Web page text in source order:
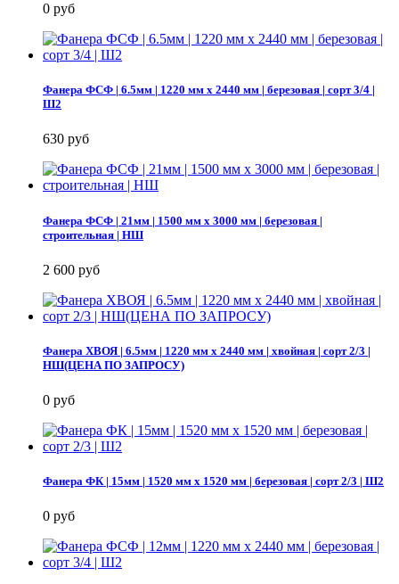
0 руб
Фанера ФСФ | 6.5мм | 1220 мм х 2440 мм | березовая | сорт 3/4 |
Ш2
630 руб
Фанера ФСФ | 21мм | 1500 мм х 3000 мм | березовая |
строительная | НШ
2 600 руб
Фанера ХВОЯ | 6.5мм | 1220 мм х 2440 мм | хвойная | сорт 2/3 |
НШ(ЦЕНА ПО ЗАПРОСУ)
0 руб
Фанера ФК | 15мм | 1520 мм х 1520 мм | березовая | сорт 2/3 | Ш2
0 руб